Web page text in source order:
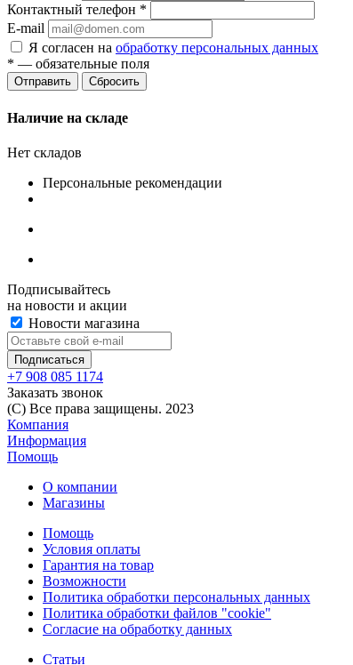
Контактный телефон *
E-mail
Я согласен на обработку персональных данных
* — обязательные поля
Сбросить
Наличие на складе
Нет складов
Персональные рекомендации
Подписывайтесь
на новости и акции
Новости магазина
+7 908 085 1174
Заказать звонок
(C) Все права защищены. 2023
Компания
Информация
Помощь
О компании
Магазины
Помощь
Условия оплаты
Гарантия на товар
Возможности
Политика обработки персональных данных
Политика обработки файлов "cookie"
Согласие на обработку данных
Статьи